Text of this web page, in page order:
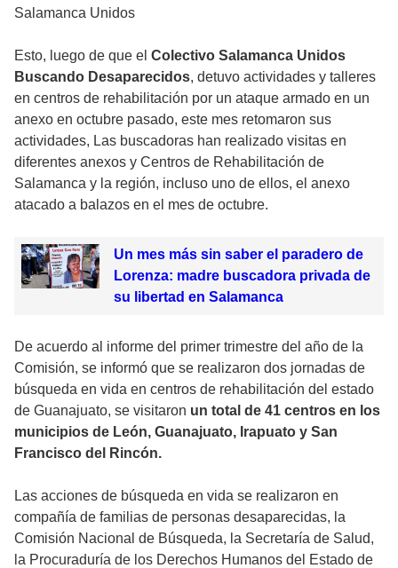
Salamanca Unidos
Esto, luego de que el Colectivo Salamanca Unidos
Buscando Desaparecidos, detuvo actividades y talleres
en centros de rehabilitación por un ataque armado en un
anexo en octubre pasado, este mes retomaron sus
actividades, Las buscadoras han realizado visitas en
diferentes anexos y Centros de Rehabilitación de
Salamanca y la región, incluso uno de ellos, el anexo
atacado a balazos en el mes de octubre.
Un mes más sin saber el paradero de
Lorenza: madre buscadora privada de
su libertad en Salamanca
De acuerdo al informe del primer trimestre del año de la
Comisión, se informó que se realizaron dos jornadas de
búsqueda en vida en centros de rehabilitación del estado
de Guanajuato, se visitaron un total de 41 centros en los
municipios de León, Guanajuato, Irapuato y San
Francisco del Rincón.
Las acciones de búsqueda en vida se realizaron en
compañía de familias de personas desaparecidas, la
Comisión Nacional de Búsqueda, la Secretaría de Salud,
la Procuraduría de los Derechos Humanos del Estado de